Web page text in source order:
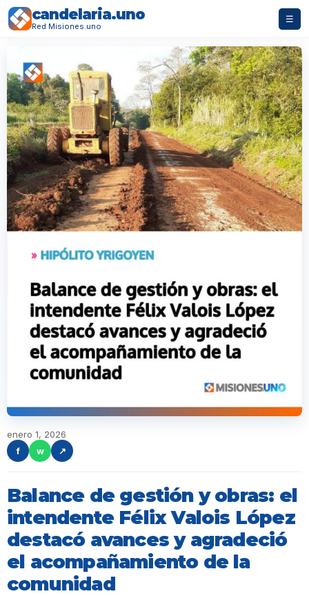
candelaria.uno
Red Misiones.uno
☰
enero 1, 2026
f
w ↗
Balance de gestión y obras: el
intendente Félix Valois López
destacó avances y agradeció
el acompañamiento de la
comunidad